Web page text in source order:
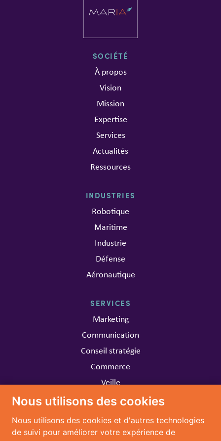
Nous utilisons des cookies
Nous utilisons des cookies et d'autres technologies
de suivi pour améliorer votre expérience de
SOCIÉTÉ
À propos
Vision
Mission
Expertise
Services
Actualités
Ressources
INDUSTRIES
Robotique
Maritime
Industrie
Défense
Aéronautique
SERVICES
Marketing
Communication
Conseil stratégie
Commerce
Veille
Travailler chez MARIA